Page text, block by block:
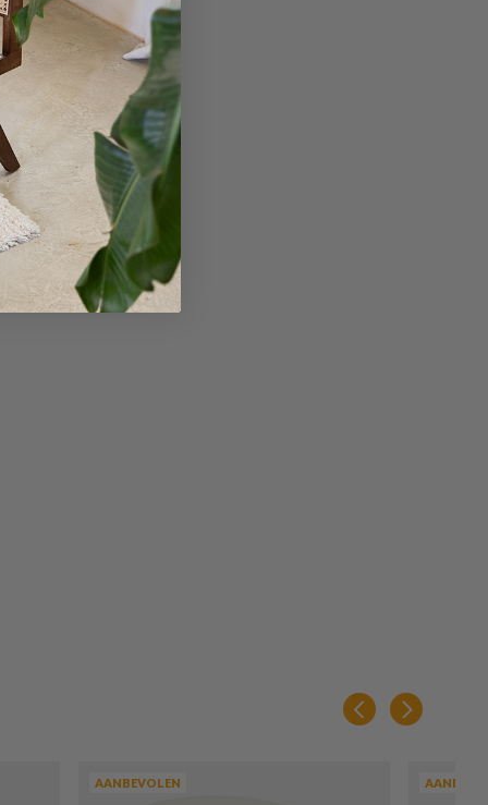
AANBEVOLEN